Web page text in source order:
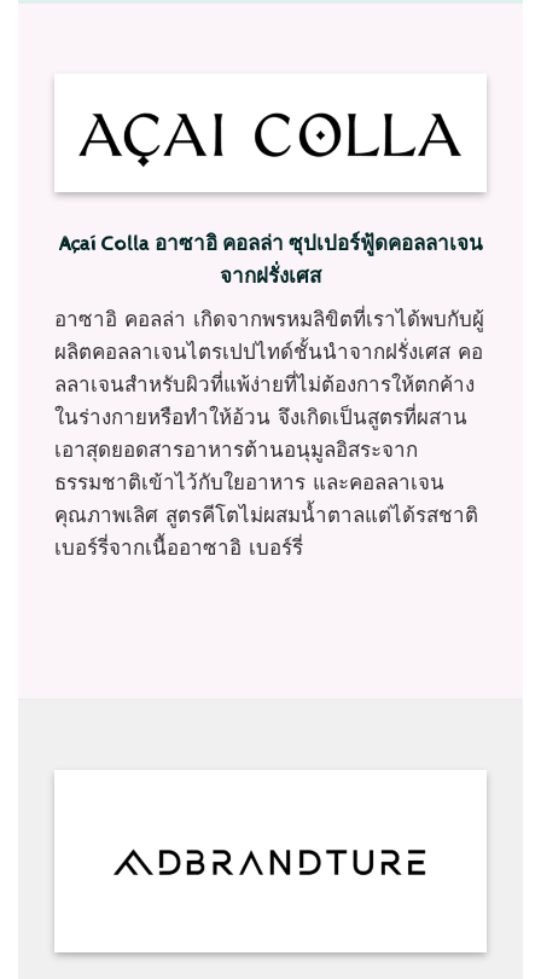
Açaí Colla อาซาอิ คอลล่า ซุปเปอร์ฟู้ดคอลลาเจน
จากฝรั่งเศส
อาซาอิ คอลล่า เกิดจากพรหมลิขิตที่เราได้พบกับผู้
ผลิตคอลลาเจนไตรเปปไทด์ชั้นนำจากฝรั่งเศส คอ
ลลาเจนสำหรับผิวที่แพ้ง่ายที่ไม่ต้องการให้ตกค้าง
ในร่างกายหรือทำให้อ้วน จึงเกิดเป็นสูตรที่ผสาน
เอาสุดยอดสารอาหารต้านอนุมูลอิสระจาก
ธรรมชาติเข้าไว้กับใยอาหาร และคอลลาเจน
คุณภาพเลิศ สูตรคีโตไม่ผสมน้ำตาลแต่ได้รสชาติ
เบอร์รี่จากเนื้ออาซาอิ เบอร์รี่